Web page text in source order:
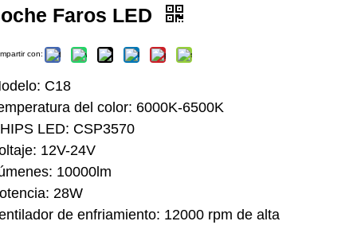
Faros LED
con:
C18
del color: 6000K-6500K
LED: CSP3570
12V-24V
10000lm
28W
de enfriamiento: 12000 rpm de alta